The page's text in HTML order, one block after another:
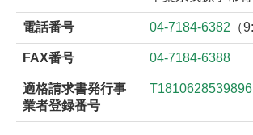
電話番号 04-7184-6382 （
FAX番号 04-7184-6388
適格請求書発行事
業者登録番号
T1810628539896